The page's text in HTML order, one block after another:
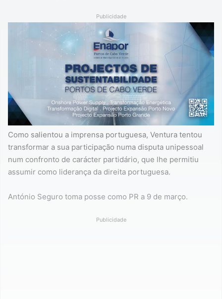
Publicidade
Como salientou a imprensa portuguesa, Ventura tentou
transformar a sua participação numa disputa unipessoal
num confronto de carácter partidário, que lhe permitiu
assumir como liderança da direita portuguesa.
António Seguro toma posse como PR a 9 de março.
Publicidade